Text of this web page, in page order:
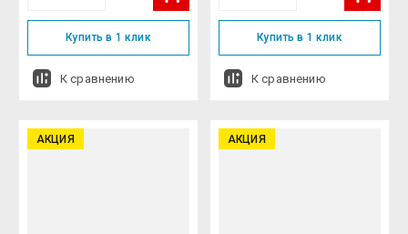
Купить в 1 клик
К сравнению
Купить в 1 клик
К сравнению
АКЦИЯ АКЦИЯ